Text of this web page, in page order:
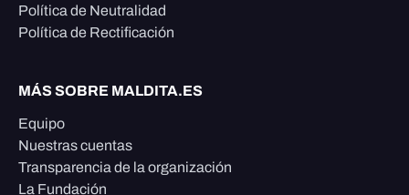
Política de Neutralidad
Política de Rectificación
MÁS SOBRE MALDITA.ES
Equipo
Nuestras cuentas
Transparencia de la organización
La Fundación